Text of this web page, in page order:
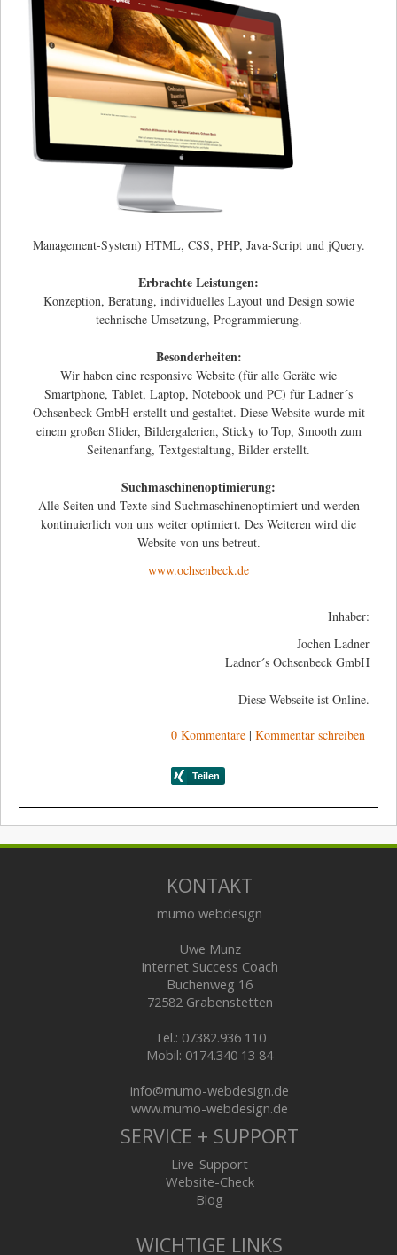
Management-System) HTML, CSS, PHP, Java-Script und jQuery.
Erbrachte Leistungen:
Konzeption, Beratung, individuelles Layout und Design sowie
technische Umsetzung, Programmierung.
Besonderheiten:
Wir haben eine responsive Website (für alle Geräte wie
Smartphone, Tablet, Laptop, Notebook und PC) für Ladner´s
Ochsenbeck GmbH erstellt und gestaltet. Diese Website wurde mit
einem großen Slider, Bildergalerien, Sticky to Top, Smooth zum
Seitenanfang, Textgestaltung, Bilder erstellt.
Suchmaschinenoptimierung:
Alle Seiten und Texte sind Suchmaschinenoptimiert und werden
kontinuierlich von uns weiter optimiert. Des Weiteren wird die
Website von uns betreut.
www.ochsenbeck.de
Inhaber:
Jochen Ladner
Ladner´s Ochsenbeck GmbH
Diese Webseite ist Online.
0 Kommentare | Kommentar schreiben
KONTAKT
mumo webdesign
Uwe Munz
Internet Success Coach
Buchenweg 16
72582 Grabenstetten
Tel.: 07382.936 110
Mobil: 0174.340 13 84
info@mumo-webdesign.de
www.mumo-webdesign.de
SERVICE + SUPPORT
Live-Support
Website-Check
Blog
WICHTIGE LINKS